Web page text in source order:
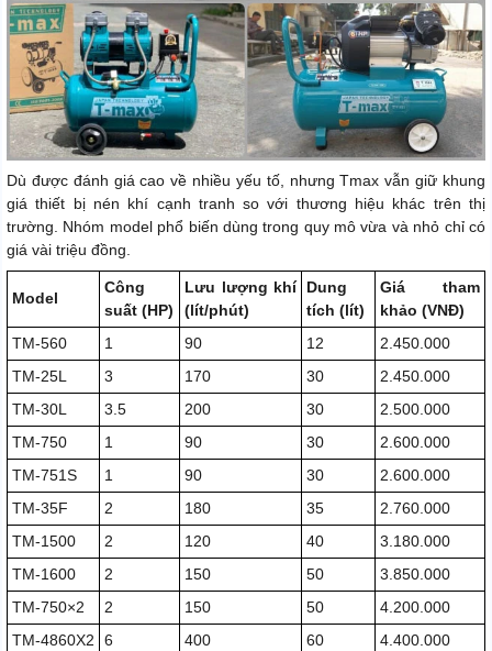
Dù được đánh giá cao về nhiều yếu tố, nhưng Tmax vẫn giữ khung
giá thiết bị nén khí cạnh tranh so với thương hiệu khác trên thị
trường. Nhóm model phổ biến dùng trong quy mô vừa và nhỏ chỉ có
giá vài triệu đồng.
Model
Công
suất (HP)
Lưu lượng khí
(lít/phút)
Dung
tích (lít)
Giá tham
khảo (VNĐ)
TM‑560
1 90 12
2.450.000
TM‑25L
3 170 30
2.450.000
TM‑30L
3.5 200 30
2.500.000
TM‑750
1 90 30
2.600.000
TM‑751S
1 90 30
2.600.000
TM‑35F
2 180 35
2.760.000
TM‑1500
2 120 40
3.180.000
TM‑1600
2 150 50
3.850.000
TM‑750×2
2 150 50
4.200.000
TM‑4860X2
6 400 60 4.400.000